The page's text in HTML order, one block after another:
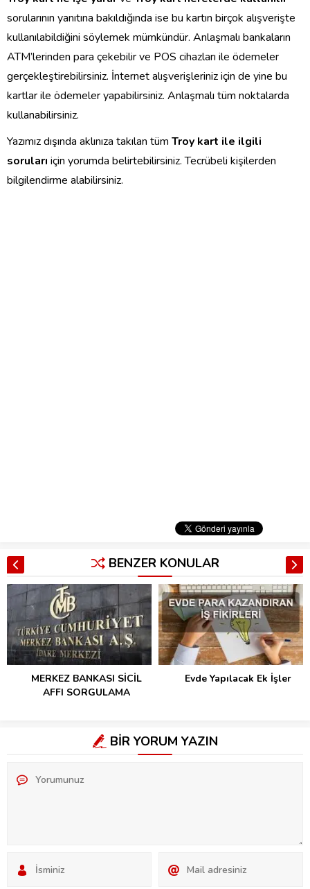
sorularının yanıtına bakıldığında ise bu kartın birçok alışverişte
kullanılabildiğini söylemek mümkündür. Anlaşmalı bankaların
ATM’lerinden para çekebilir ve POS cihazları ile ödemeler
gerçekleştirebilirsiniz. İnternet alışverişleriniz için de yine bu
kartlar ile ödemeler yapabilirsiniz. Anlaşmalı tüm noktalarda
kullanabilirsiniz.
Yazımız dışında aklınıza takılan tüm Troy kart ile ilgili
soruları için yorumda belirtebilirsiniz. Tecrübeli kişilerden
bilgilendirme alabilirsiniz.
BENZER KONULAR
MERKEZ BANKASI SİCİL
AFFI SORGULAMA
Evde Yapılacak Ek İşler
BİR YORUM YAZIN